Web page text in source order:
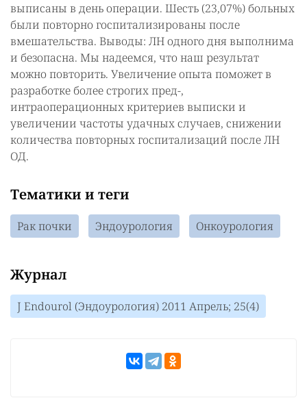
выписаны в день операции. Шесть (23,07%) больных
были повторно госпитализированы после
вмешательства. Выводы: ЛН одного дня выполнима
и безопасна. Мы надеемся, что наш результат
можно повторить. Увеличение опыта поможет в
разработке более строгих пред-,
интраоперационных критериев выписки и
увеличении частоты удачных случаев, снижении
количества повторных госпитализаций после ЛН
ОД.
Тематики и теги
Рак почки Эндоурология Онкоурология
Журнал
J Endourol (Эндоурология) 2011 Апрель; 25(4)